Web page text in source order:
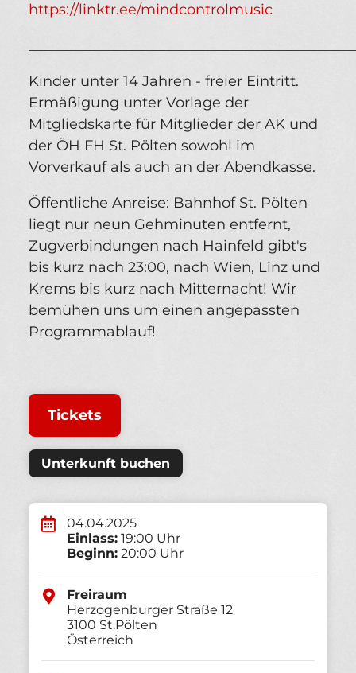
https://linktr.ee/mindcontrolmusic
Kinder unter 14 Jahren - freier Eintritt.
Ermäßigung unter Vorlage der
Mitgliedskarte für Mitglieder der AK und
der ÖH FH St. Pölten sowohl im
Vorverkauf als auch an der Abendkasse.
Öffentliche Anreise: Bahnhof St. Pölten
liegt nur neun Gehminuten entfernt,
Zugverbindungen nach Hainfeld gibt's
bis kurz nach 23:00, nach Wien, Linz und
Krems bis kurz nach Mitternacht! Wir
bemühen uns um einen angepassten
Programmablauf!
Tickets
Unterkunft buchen
04.04.2025
Einlass: 19:00 Uhr
Beginn: 20:00 Uhr
Freiraum
Herzogenburger Straße 12
3100 St.Pölten
Österreich